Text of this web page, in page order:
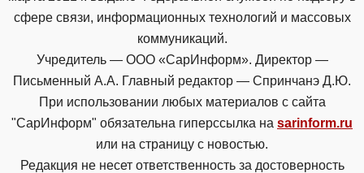
сфере связи, информационных технологий и массовых
коммуникаций.
Учредитель — ООО «СарИнформ». Директор —
Письменный А.А. Главный редактор — Спринчанэ Д.Ю.
При использовании любых материалов с сайта
"СарИнформ" обязательна гиперссылка на sarinform.ru
или на страницу с новостью.
Редакция не несет ответственность за достоверность